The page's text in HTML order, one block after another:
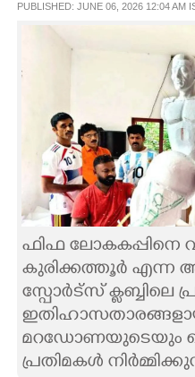
LIFESTYLE
INFO+
ART
ASTRO
CARTOONS
LITERATURE
PUBLISHED: JUNE 06, 2026 12:04 AM
ഫിഫ ലോകകപ്പിനെ
കുരിക്കത്തൂർ എന്ന
സ്പോർട്സ് ക്ലബ്ബിലെ
മറഡോണയുടെയും
പ്രതിമകൾ